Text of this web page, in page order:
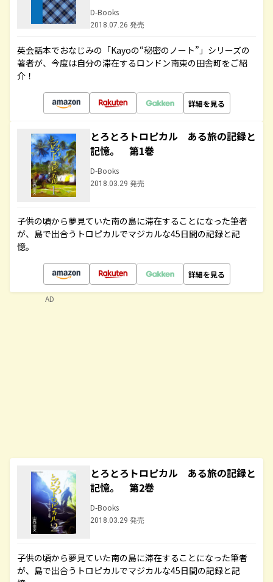
D-Books
2018.07.26 発売
英会話本でおなじみの「Kayoの“秘密のノート”」シリーズの
著者が、今度は自分の滞在するロンドン南東の田舎町をご紹
介！
詳細を見る
とろとろトロピカル ある旅の記録と
記憶。 第1巻
D-Books
2018.03.29 発売
子供の頃から夢見ていた南の島に滞在することになった筆者
が、島で出合うトロピカルでマジカルな45日間の記録と記
憶。
詳細を見る
とろとろトロピカル ある旅の記録と
記憶。 第2巻
D-Books
2018.03.29 発売
子供の頃から夢見ていた南の島に滞在することになった筆者
が、島で出合うトロピカルでマジカルな45日間の記録と記
AD